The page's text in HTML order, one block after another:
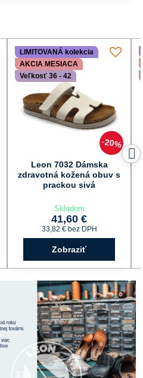
20%
LIMITOVANÁ kolekcia
AKCIA MESIACA
Veľkosť 36 - 42
Leon 7032 Dámska
zdravotná kožená obuv s
prackou sivá
Skladom
41,60 €
33,82 € bez DPH
Zobraziť